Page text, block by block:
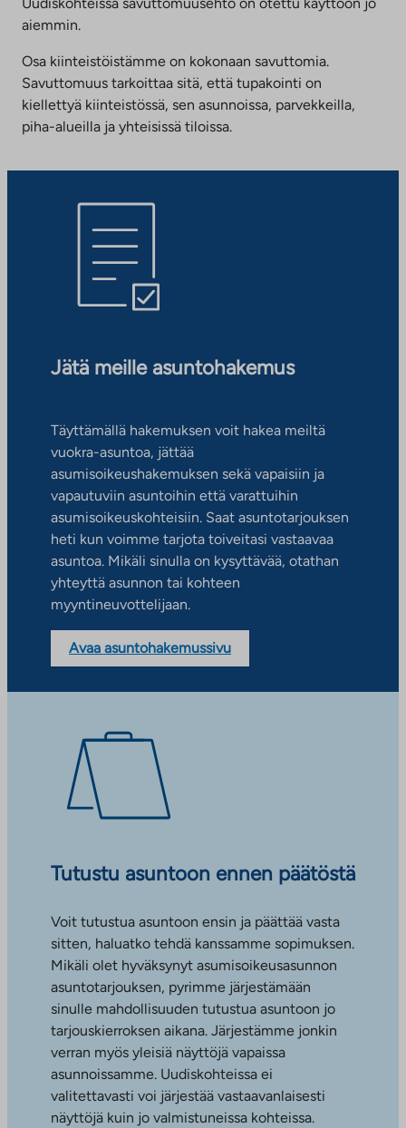
aiemmin.
Osa kiinteistöistämme on kokonaan savuttomia.
Savuttomuus tarkoittaa sitä, että tupakointi on
kiellettyä kiinteistössä, sen asunnoissa, parvekkeilla,
piha-alueilla ja yhteisissä tiloissa.
Jätä meille asuntohakemus
Täyttämällä hakemuksen voit hakea meiltä
vuokra-asuntoa, jättää
asumisoikeushakemuksen sekä vapaisiin ja
vapautuviin asuntoihin että varattuihin
asumisoikeuskohteisiin. Saat asuntotarjouksen
heti kun voimme tarjota toiveitasi vastaavaa
asuntoa. Mikäli sinulla on kysyttävää, otathan
yhteyttä asunnon tai kohteen
myyntineuvottelijaan.
Avaa asuntohakemussivu
Tutustu asuntoon ennen päätöstä
Voit tutustua asuntoon ensin ja päättää vasta
sitten, haluatko tehdä kanssamme sopimuksen.
Mikäli olet hyväksynyt asumisoikeusasunnon
asuntotarjouksen, pyrimme järjestämään
sinulle mahdollisuuden tutustua asuntoon jo
tarjouskierroksen aikana. Järjestämme jonkin
verran myös yleisiä näyttöjä vapaissa
asunnoissamme. Uudiskohteissa ei
valitettavasti voi järjestää vastaavanlaisesti
näyttöjä kuin jo valmistuneissa kohteissa.